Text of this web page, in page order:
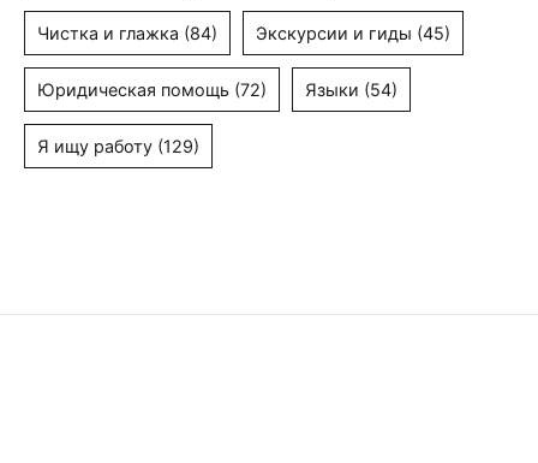
Чистка и глажка (84) Экскурсии и гиды (45)
Юридическая помощь (72) Языки (54)
Я ищу работу (129)